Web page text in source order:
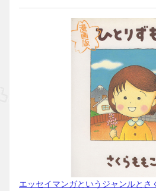
エッセイマンガというジャンルと